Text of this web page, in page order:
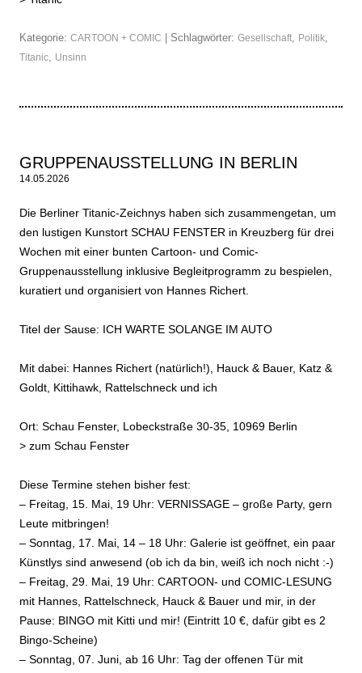
Kategorie: CARTOON + COMIC | Schlagwörter: Gesellschaft Politik
Titanic Unsinn
GRUPPENAUSSTELLUNG IN BERLIN
14.05.2026
Die Berliner Titanic-Zeichnys haben sich zusammengetan, um
den lustigen Kunstort SCHAU FENSTER in Kreuzberg für drei
Wochen mit einer bunten Cartoon- und Comic-
Gruppenausstellung inklusive Begleitprogramm zu bespielen,
kuratiert und organisiert von Hannes Richert.
Titel der Sause: ICH WARTE SOLANGE IM AUTO
Mit dabei: Hannes Richert (natürlich!), Hauck & Bauer, Katz &
Goldt, Kittihawk, Rattelschneck und ich
Ort: Schau Fenster, Lobeckstraße 30-35, 10969 Berlin
> zum Schau Fenster
Diese Termine stehen bisher fest:
– Freitag, 15. Mai, 19 Uhr: VERNISSAGE – große Party, gern
Leute mitbringen!
– Sonntag, 17. Mai, 14 – 18 Uhr: Galerie ist geöffnet, ein paar
Künstlys sind anwesend (ob ich da bin, weiß ich noch nicht :-)
– Freitag, 29. Mai, 19 Uhr: CARTOON- und COMIC-LESUNG
mit Hannes, Rattelschneck, Hauck & Bauer und mir, in der
Pause: BINGO mit Kitti und mir! (Eintritt 10 €, dafür gibt es 2
Bingo-Scheine)
– Sonntag, 07. Juni, ab 16 Uhr: Tag der offenen Tür mit